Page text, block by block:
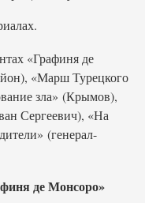
«Графиня де
«Марш Турецкого
зла» (Крымов),
Сергеевич), «На
(генерал-
де Монсоро»